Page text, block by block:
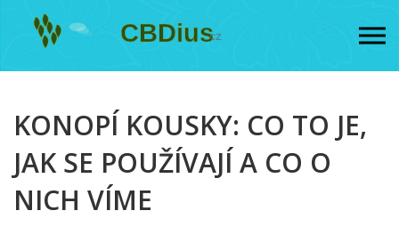
KONOPÍ KOUSKY: CO TO JE,
JAK SE POUŽÍVAJÍ A CO O
NICH VÍME